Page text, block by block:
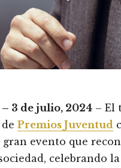
– 3 de julio, 2024 – El
Premios Juventud
gran evento que
celebrando